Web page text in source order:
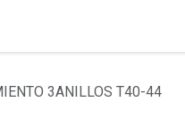
3ANILLOS T40-44